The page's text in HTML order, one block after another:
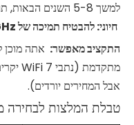
למשך 5-8 השנים
חיוני: להבטיח תמיכה של 6GHz עבור
התקציב מאפשר: אתה מוכן
אבל המחירים יורדים).
טבלת המלצות לבחירה